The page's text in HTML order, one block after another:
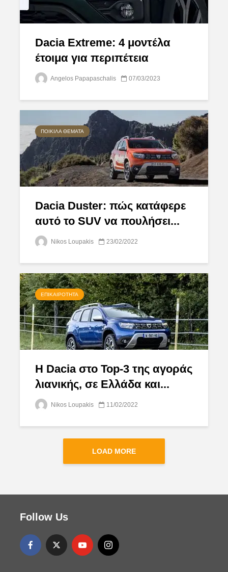
Dacia Extreme: 4 μοντέλα
έτοιμα για περιπέτεια
Angelos Papapaschalis 07/03/2023
ΠΟΙΚΊΛΑ ΘΈΜΑΤΑ
Dacia Duster: πώς κατάφερε
αυτό το SUV να πουλήσει...
Nikos Loupakis 23/02/2022
ΕΠΙΚΑΙΡΌΤΗΤΑ
Η Dacia στο Top-3 της αγοράς
λιανικής, σε Ελλάδα και...
Nikos Loupakis 11/02/2022
LOAD MORE
Follow Us